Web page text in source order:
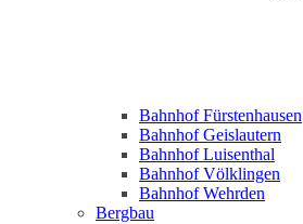
Bahnhof Fürstenhausen
Bahnhof Geislautern
Bahnhof Luisenthal
Bahnhof Völklingen
Bahnhof Wehrden
Bergbau